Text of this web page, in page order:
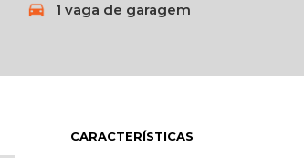
1 vaga de garagem
CARACTERÍSTICAS